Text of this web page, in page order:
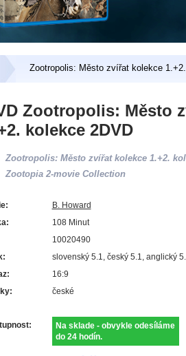
Zootropolis: Město zvířat kolekce
Zootropolis: Město
kolekce 2DVD
Zootropolis: Město zvířat kolekce 1.+2.
Zootopia 2-movie Collection
B. Howard
108 Minut
10020490
slovenský 5.1, český 5.1, anglický
16:9
české
Na sklade - obvykle odesíláme
do 24 hodín.